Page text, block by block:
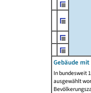
Gebäude
In bundesweit
ausgewählt